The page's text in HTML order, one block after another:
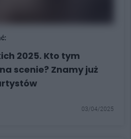
2025. Kto tym
scenie? Znamy już
03/04/2025